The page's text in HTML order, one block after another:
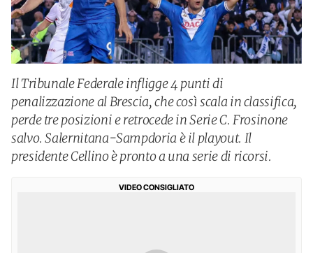
Il Tribunale Federale infligge 4 punti di
penalizzazione al Brescia, che così scala in classifica,
perde tre posizioni e retrocede in Serie C. Frosinone
salvo. Salernitana-Sampdoria è il playout. Il
presidente Cellino è pronto a una serie di ricorsi.
VIDEO CONSIGLIATO